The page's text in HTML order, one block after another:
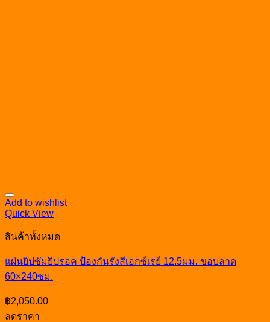
Add to wishlist
Quick View
สินค้าทั้งหมด
แผ่นยิปซัมยิปรอค ป้องกันรังสีเอกซ์เรย์ 12.5มม. ขอบลาด
60×240ซม.
฿2,050.00
ลดราคา